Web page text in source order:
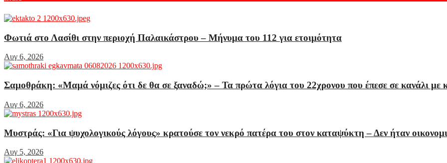
Φωτιά στο Λασίθι στην περιοχή Παλαικάστρου – Μήνυμα του 112 για ετοιμότητα
Αυγ 6, 2026
Σαμοθράκη: «Μαμά νόμιζες ότι δε θα σε ξαναδώ;» – Τα πρώτα λόγια του 22χρονου που έπεσε σε κανάλι με
Αυγ 6, 2026
Μυστράς: «Για ψυχολογικούς λόγους» κρατούσε τον νεκρό πατέρα του στον καταψύκτη – Δεν ήταν
Αυγ 5, 2026